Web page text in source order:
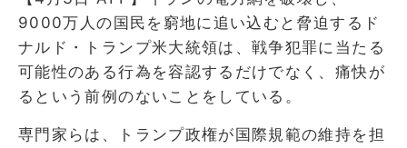
9000万人の国民を窮地に追い込むと脅迫するド
ナルド・トランプ米大統領は、戦争犯罪に当たる
可能性のある行為を容認するだけでなく、痛快が
るという前例のないことをしている。
専門家らは、トランプ政権が国際規範の維持を担